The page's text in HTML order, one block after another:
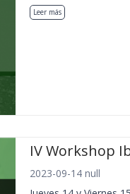
Leer más
IV Workshop
2023-09-14 null